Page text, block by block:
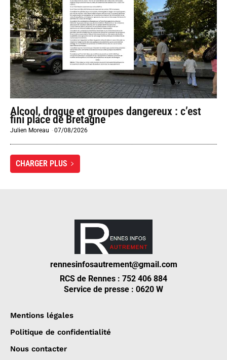
Alcool, drogue et groupes dangereux : c’est
fini place de Bretagne
Julien Moreau -07/08/2026
CHARGER PLUS
rennesinfosautrement@gmail.com
RCS de Rennes : 752 406 884
Service de presse : 0620 W
Mentions légales
Politique de confidentialité
Nous contacter